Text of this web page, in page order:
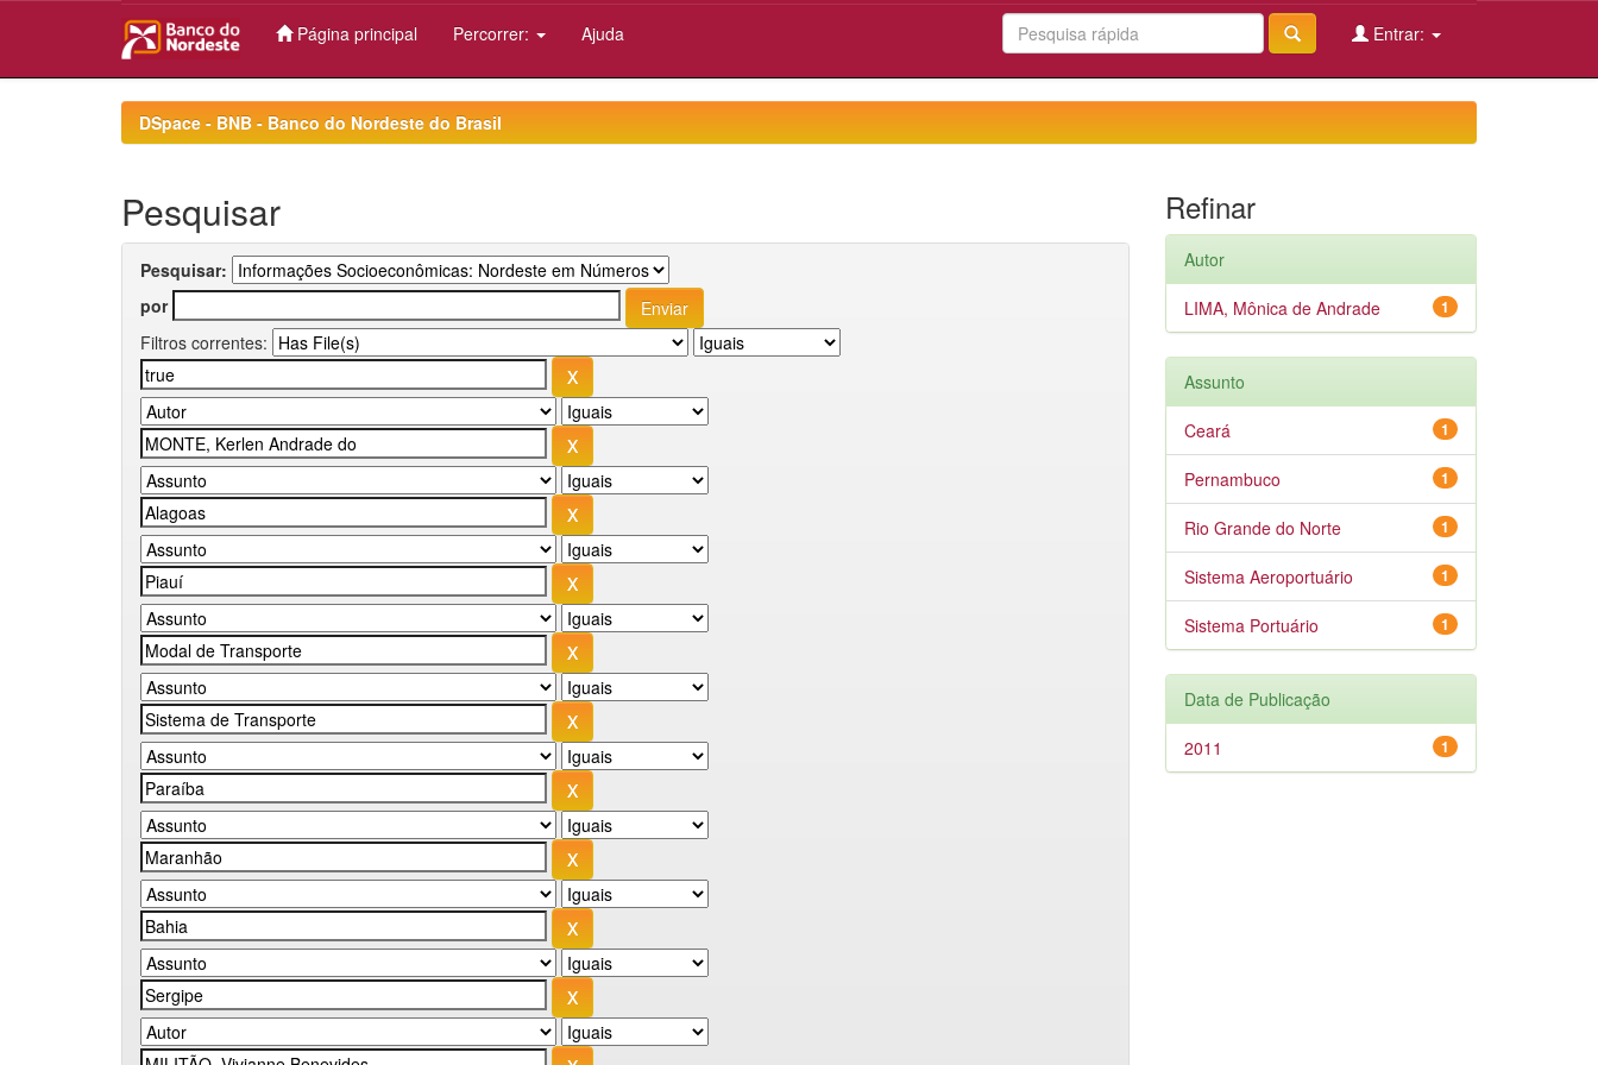
Página principal Percorrer: Ajuda Entrar:
DSpace - BNB - Banco do Nordeste do Brasil
Pesquisar
Pesquisar:
por
Filtros correntes:
Refinar
Autor
1
LIMA, Mônica de Andrade
Assunto
1
Ceará
1
Pernambuco
1
Rio Grande do Norte
1
Sistema Aeroportuário
1
Sistema Portuário
Data de Publicação
1
2011